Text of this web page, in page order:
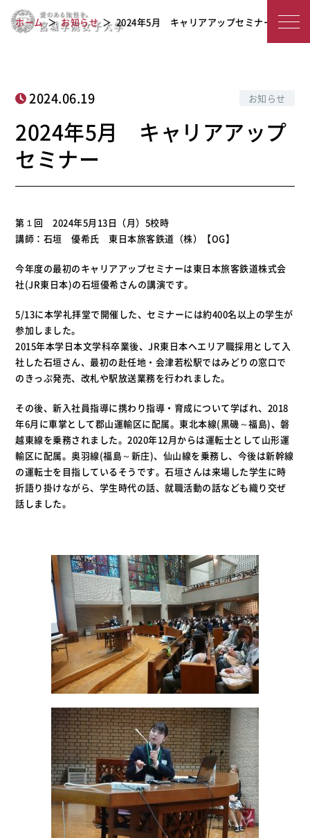
宮
女
大
2024年5月 キャリアアップセミナー
ホーム お知らせ 2024年5月 キャリアアップセミナー
2024.06.19 お知らせ
2024年5月 キャリアアップ
セミナー
第１回 2024年5月13日（月）5校時
講師：石垣 優希氏 東日本旅客鉄道（株）【OG】
今年度の最初のキャリアアップセミナーは東日本旅客鉄道株式会
社(JR東日本)の石垣優希さんの講演です。
5/13に本学礼拝堂で開催した、セミナーには約400名以上の学生が
参加しました。
2015年本学日本文学科卒業後、JR東日本へエリア職採用として入
社した石垣さん、最初の赴任地・会津若松駅ではみどりの窓口で
のきっぷ発売、改札や駅放送業務を行われました。
その後、新入社員指導に携わり指導・育成について学ばれ、2018
年6月に車掌として郡山運輸区に配属。東北本線(黒磯～福島)、磐
越東線を乗務されました。2020年12月からは運転士として山形運
輸区に配属。奥羽線(福島～新庄)、仙山線を乗務し、今後は新幹線
の運転士を目指しているそうです。石垣さんは来場した学生に時
折語り掛けながら、学生時代の話、就職活動の話なども織り交ぜ
話しました。